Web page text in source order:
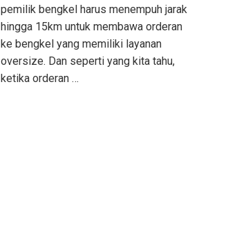
pemilik bengkel harus menempuh jarak
hingga 15km untuk membawa orderan
ke bengkel yang memiliki layanan
oversize. Dan seperti yang kita tahu,
ketika orderan …